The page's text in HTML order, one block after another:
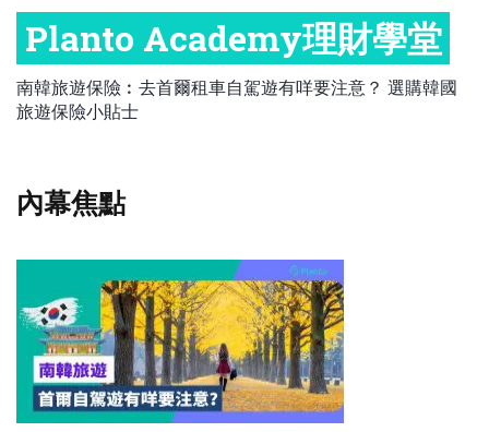
定期存款
比較定存利率
信用卡
比較各種最優惠信用卡
手機App與理財資訊
商業解決方案
職場理財
保險教室
Planto Academy理財學堂
南韓旅遊保險︰去首爾租車自駕遊有咩要注意？ 選購韓國
旅遊保險小貼士
內幕焦點